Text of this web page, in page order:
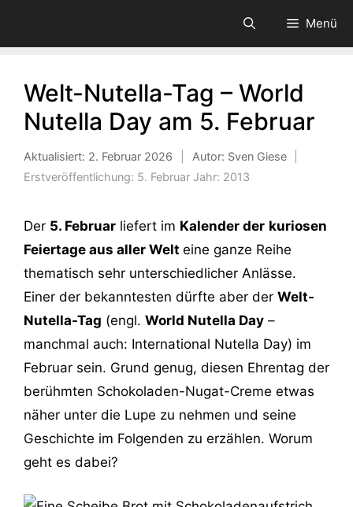
Menü
Welt-Nutella-Tag – World
Nutella Day am 5. Februar
Aktualisiert: 2. Februar 2026 Autor: Sven Giese
Erstveröffentlichung: 5. Februar Jahr: 2013
Der 5. Februar liefert im Kalender der kuriosen
Feiertage aus aller Welt eine ganze Reihe
thematisch sehr unterschiedlicher Anlässe.
Einer der bekanntesten dürfte aber der Welt-
Nutella-Tag (engl. World Nutella Day –
manchmal auch: International Nutella Day) im
Februar sein. Grund genug, diesen Ehrentag der
berühmten Schokoladen-Nugat-Creme etwas
näher unter die Lupe zu nehmen und seine
Geschichte im Folgenden zu erzählen. Worum
geht es dabei?